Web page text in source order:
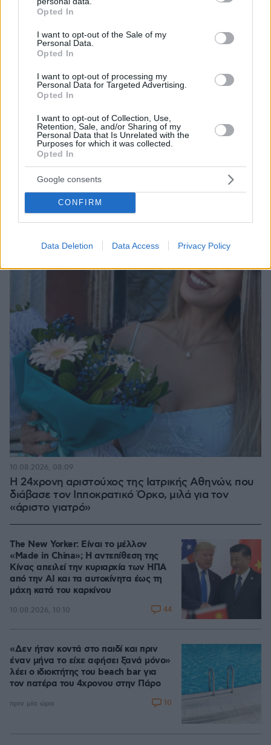
grant or deny consent to Google and its third-party tags to
use your data for below specified purposes in below Google
consent section.
Opted In
I want to opt-out of the Sale of my
Personal Data.
Opted In
I want to opt-out of processing my
Personal Data for Targeted Advertising.
Opted In
I want to opt-out of Collection, Use,
Retention, Sale, and/or Sharing of my
Personal Data that Is Unrelated with the
Purposes for which it was collected.
Opted In
Google consents
CONFIRM
Data Deletion Data Access Privacy Policy
100.00%
Βελτιώθηκε η εικόνα της φωτιάς στον Κουβαρά:
Στο σημείο πάνω από 200 πυροσβέστες και
εναέρια, ζημιές σε εργοστάσιο και κτηνοτροφικές
μονάδες
10.08.2026, 12:00
Η 24χρονη αριστούχος της Ιατρικής Αθηνών, που
διάβασε τον Ιπποκρατικό Όρκο, μιλά για τον
«άριστο γιατρό»
10.08.2026, 08:09
The New Yorker: Είναι το μέλλον
«Made in China»; Η αντεπίθεση της
Κίνας απειλεί την κυριαρχία των ΗΠΑ
από την ΑΙ και τα αυτοκίνητα έως τη
μάχη κατά του καρκίνου
10.08.2026, 10:10 44
«Δεν ήταν κοντά στο παιδί και πριν
έναν μήνα το είχε αφήσει ξανά μόνο»
λέει ο ιδιοκτήτης του beach bar για
τον πατέρα του 4χρονου στην Πάρο
πριν μία ώρα 10